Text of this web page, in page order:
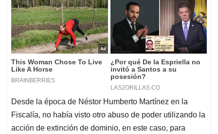
Desde la época de Néstor Humberto Martínez en la
Fiscalía, no había visto otro abuso de poder utilizando la
acción de extinción de dominio, en este caso, para